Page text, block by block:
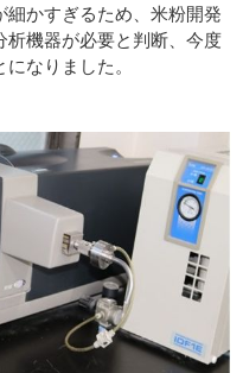
かすぎるため、米粉開発
析機器が必要と判断、今度
なりました。